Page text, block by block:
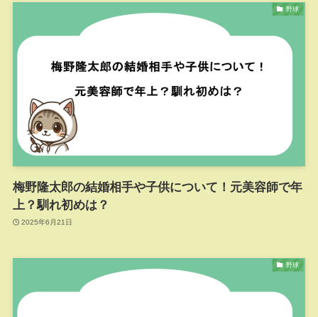
野球
梅野隆太郎の結婚相手や子供について！元美容師で年
上？馴れ初めは？
2025年6月21日
野球